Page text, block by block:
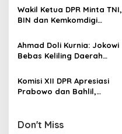
g
a
t
i
o
n
GIIAS Tanpa Izin
Wakil Ketua DPR Minta TNI,
BIN dan Kemkomdigi
Tangkal Disinformasi
Ahmad Doli Kurnia: Jokowi
Bebas Keliling Daerah
Berjalan Sepanjang Waktu
Komisi XII DPR Apresiasi
Prabowo dan Bahlil,
Don't Miss